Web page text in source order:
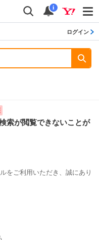
検索
通知
i
ログイン
索が閲覧できないことが
をご利用いただき、誠にあり